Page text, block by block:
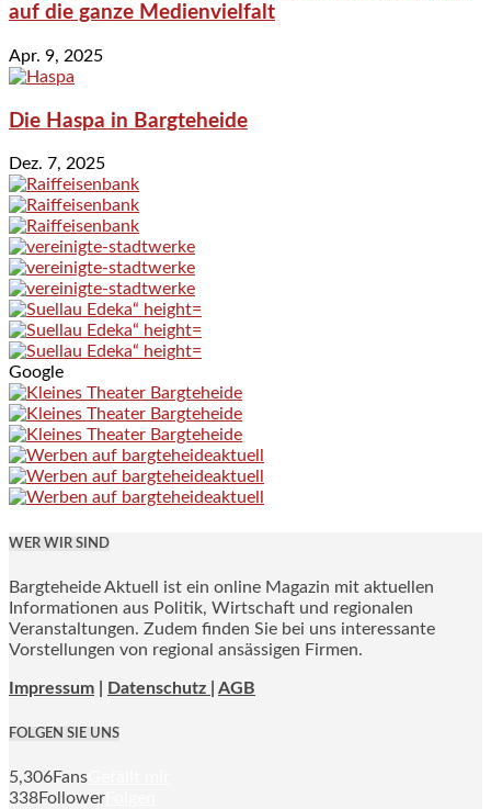
auf die ganze Medienvielfalt
Apr. 9, 2025
Die Haspa in Bargteheide
Dez. 7, 2025
Google
WER WIR SIND
Bargteheide Aktuell ist ein online Magazin mit aktuellen
Informationen aus Politik, Wirtschaft und regionalen
Veranstaltungen. Zudem finden Sie bei uns interessante
Vorstellungen von regional ansässigen Firmen.
Impressum Datenschutz | AGB
FOLGEN SIE UNS
5,306Fans
338Follower